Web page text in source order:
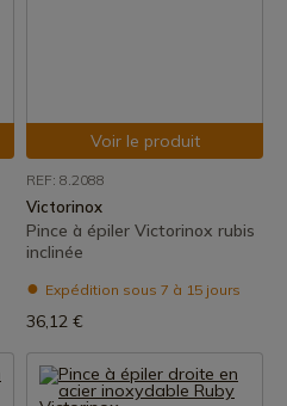
Voir le produit
REF: 8.2088
Victorinox
Pince à épiler Victorinox rubis
inclinée
Expédition sous 7 à 15 jours
36,12 €